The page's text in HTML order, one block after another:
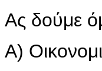
Ας δούμε
Α)